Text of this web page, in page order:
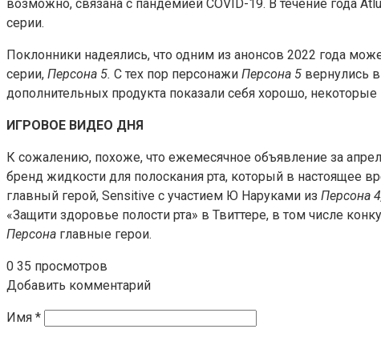
возможно, связана с пандемией COVID-19. В течение года
серии.
Поклонники надеялись, что одним из анонсов 2022 года
серии, Персона 5. С тех пор персонажи Персона 5 вернулись
дополнительных продукта показали себя хорошо,
ИГРОВОЕ ВИДЕО ДНЯ
К сожалению, похоже, что ежемесячное объявление за
бренд жидкости для полоскания рта, который в настоящее
главный герой, Sensitive с участием Ю Наруками из Персона
«Защити здоровье полости рта» в Твиттере, в том числе
Персона главные герои.
0 35 просмотров
Добавить комментарий
Имя *